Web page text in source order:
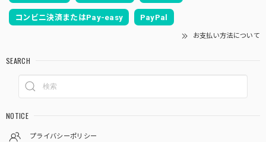
コンビニ決済またはPay-easy PayPal
お支払い方法について
SEARCH
NOTICE
プライバシーポリシー